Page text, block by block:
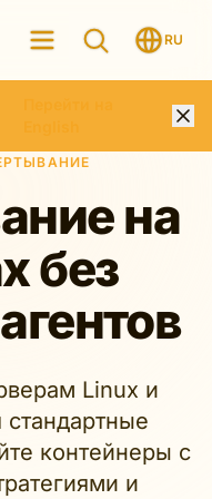
RU
на
без
Linux и
контейнеры с
и